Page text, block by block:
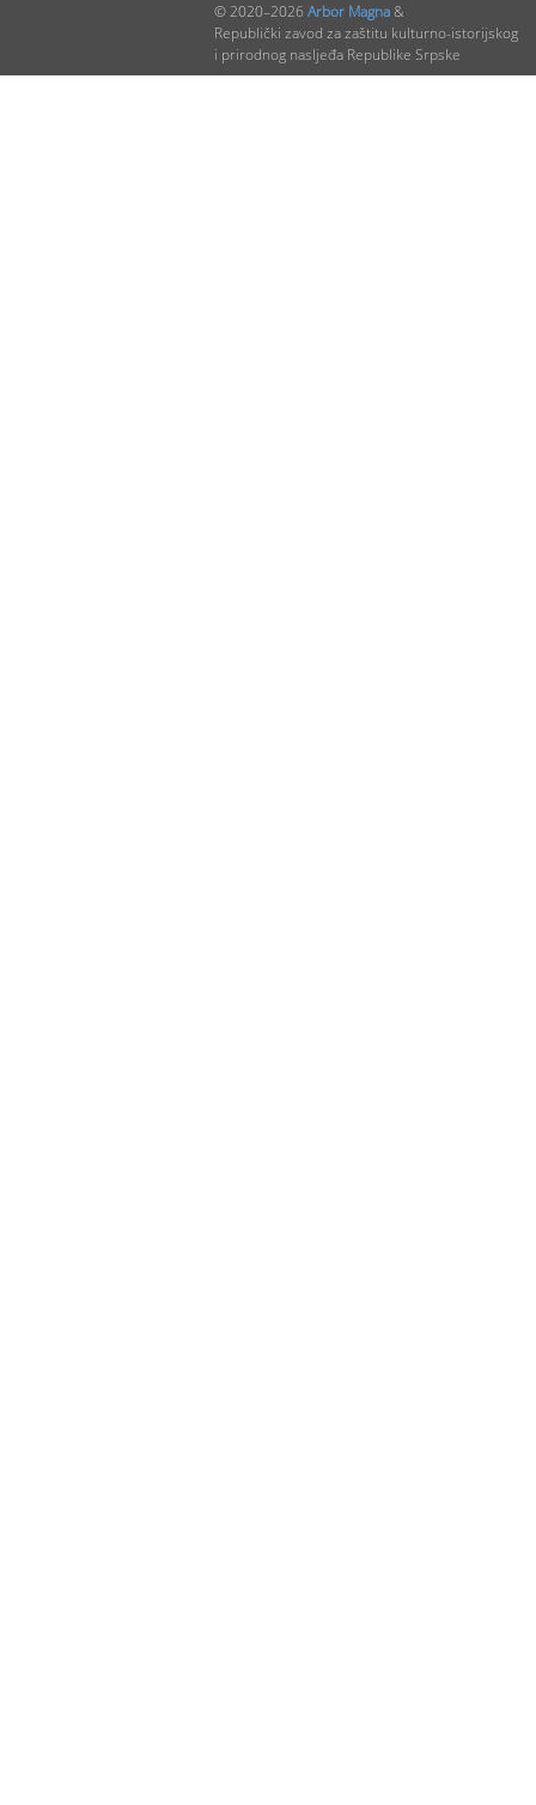
© 2020–2026 Arbor Magna&
Republički zavod za zaštitu kulturno-istorijskog
i prirodnog nasljeđa Republike Srpske